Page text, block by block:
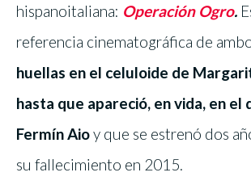
hispanoitaliana: Operación Ogro.
referencia cinematográfica de
huellas en el celuloide de
hasta que apareció, en vida, en el
Fermín Aioy que se estrenó dos
su fallecimiento en 2015.